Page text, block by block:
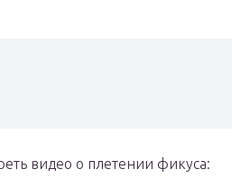
видео о плетении фикуса: